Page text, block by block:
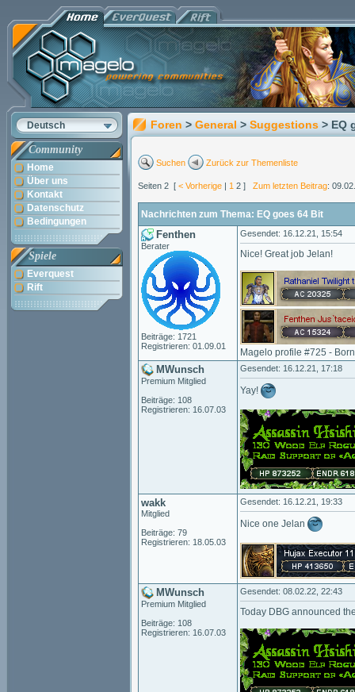
Deutsch
Community
Home
Über uns
Kontakt
Datenschutz
Bedingungen
Spiele
Everquest
Rift
Foren > General > Suggestions > EQ
Suchen Zurück zur Themenliste
Seiten 2 [ < Vorherige | 1 2 ] Zum letzten Beitrag:
Nachrichten zum Thema: EQ goes 64 Bit
Fenthen
Berater
Beiträge: 1721
Registrieren: 01.09.01
Gesendet: 16.12.21, 15:54
Nice! Great job Jelan!
Magelo profile #725 -
MWunsch
Premium Mitglied
Beiträge: 108
Registrieren: 16.07.03
Gesendet: 16.12.21, 17:18
Yay!
wakk
Mitglied
Beiträge: 79
Registrieren: 18.05.03
Gesendet: 16.12.21, 19:33
Nice one Jelan
MWunsch
Premium Mitglied
Beiträge: 108
Registrieren: 16.07.03
Gesendet: 08.02.22, 22:43
Today DBG announced